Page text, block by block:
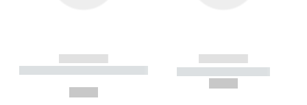
------------
----------- ----------- --------
------------
----------- -----------